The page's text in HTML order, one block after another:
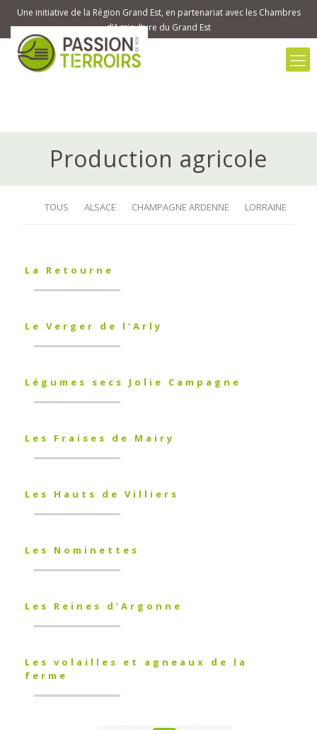
Une initiative de la Région Grand Est, en partenariat avec les Chambres
d’Agriculture du Grand Est
Production agricole
TOUS ALSACE CHAMPAGNE ARDENNE LORRAINE
La Retourne
Le Verger de l’Arly
Légumes secs Jolie Campagne
Les Fraises de Mairy
Les Hauts de Villiers
Les Nominettes
Les Reines d’Argonne
Les volailles et agneaux de la
ferme